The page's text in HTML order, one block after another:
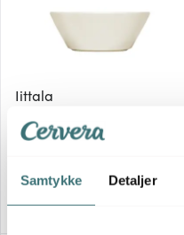
Samtykke Detaljer
Iittala
Teema skål 15 cm hvit